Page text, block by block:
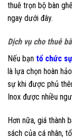
thuê trọn bộ bàn
ngay dưới đây.
Dịch vụ cho thuê
Nếu bạn tổ chức
là lựa chọn hoàn
sự khi được phủ
Inox được nhiều
Hơn nữa, giá thành
sách của cá nhân,